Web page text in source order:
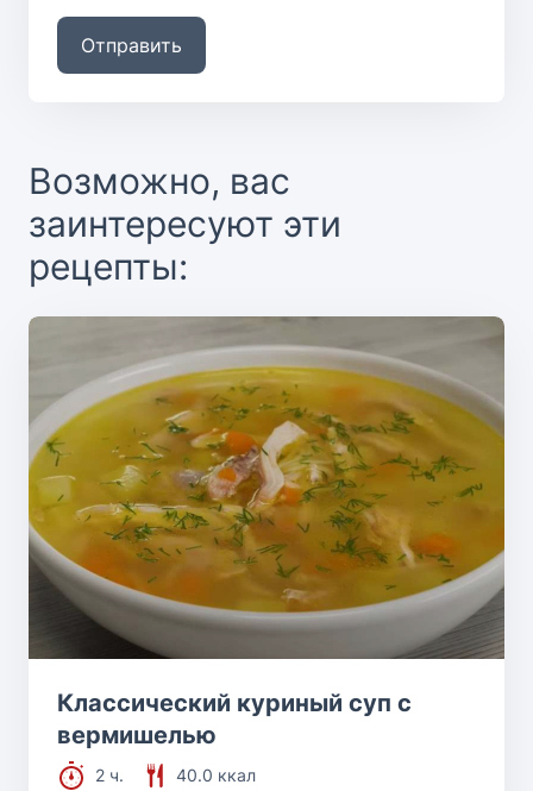
Отправить
Возможно, вас
заинтересуют эти
рецепты:
Классический куриный суп с
вермишелью
2 ч.
40.0 ккал